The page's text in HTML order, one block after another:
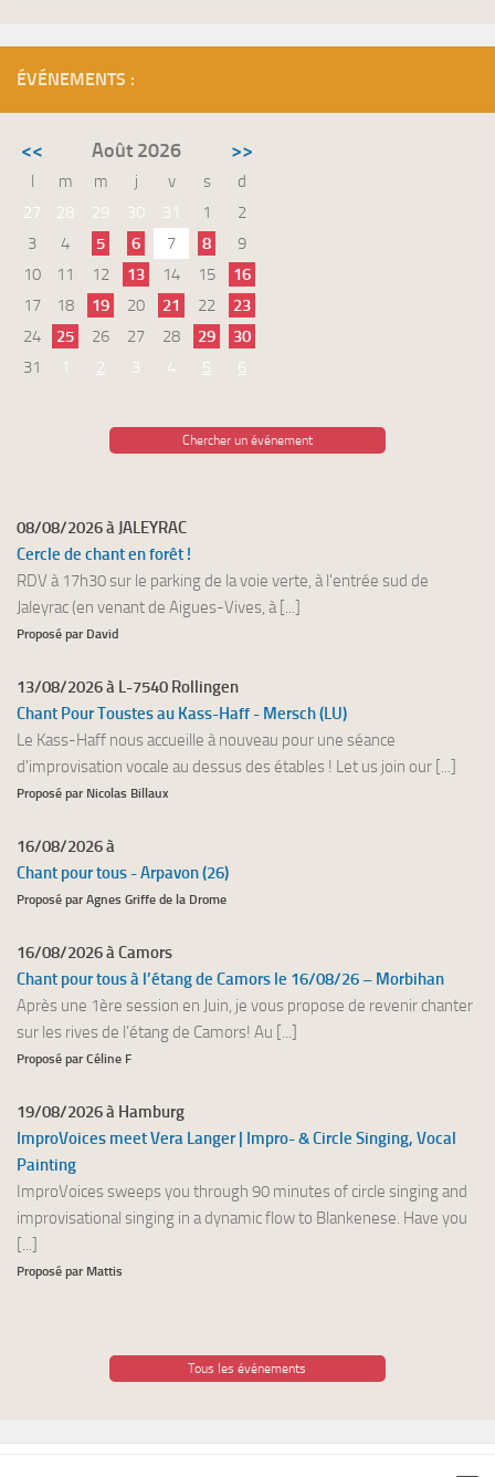
ÉVÉNEMENTS :
<< Août 2026 >>
l m m j v s
d
27
28 29 30 31 1
2
3
4 5 6 7 8
9
10
11 12 13 14 15
16
17
18 19 20 21 22
23
24
25 26 27 28 29
30
31
1 2 3 4 5 6
Chercher un événement
08/08/2026 à JALEYRAC
Cercle de chant en forêt !
RDV à 17h30 sur le parking de la voie verte, à l'entrée sud de
Jaleyrac (en venant de Aigues-Vives, à [...]
Proposé par David
13/08/2026 à L-7540 Rollingen
Chant Pour Toustes au Kass-Haff - Mersch (LU)
Le Kass-Haff nous accueille à nouveau pour une séance
d'improvisation vocale au dessus des étables ! Let us join our [...]
Proposé par Nicolas Billaux
16/08/2026 à
Chant pour tous - Arpavon (26)
Proposé par Agnes Griffe de la Drome
16/08/2026 à Camors
Chant pour tous à l’étang de Camors le 16/08/26 – Morbihan
Après une 1ère session en Juin, je vous propose de revenir chanter
sur les rives de l’étang de Camors! Au [...]
Proposé par Céline F
19/08/2026 à Hamburg
ImproVoices meet Vera Langer | Impro- & Circle Singing, Vocal
Painting
ImproVoices sweeps you through 90 minutes of circle singing and
improvisational singing in a dynamic flow to Blankenese. Have you
[...]
Proposé par Mattis
Tous les événements